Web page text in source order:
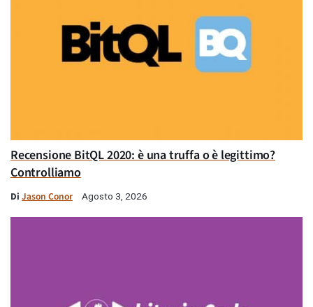
Recensione BitQL 2020: è una truffa o è legittimo?
Controlliamo
Di Jason Conor Agosto 3, 2026